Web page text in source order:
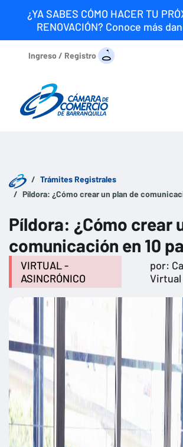
¿YA SABES CÓMO HACER TU
RENOVACIÓN? Conoce más
Ingreso / Registro
Trámites Registrales
Píldora: ¿Cómo crear un plan de
Píldora: ¿Cómo crear
comunicación en 10
VIRTUAL -
ASINCRÓNICO
por:
Virtual